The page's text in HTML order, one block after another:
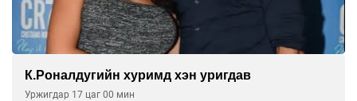
К.Роналдугийн хуримд хэн уригдав
Уржигдар 17 цаг 00 мин